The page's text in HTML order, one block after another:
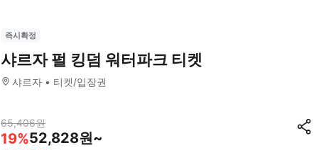
즉시확정
샤르자 펄 킹덤 워터파크 티켓
샤르자 티켓/입장권
65,406원
19%52,828원~